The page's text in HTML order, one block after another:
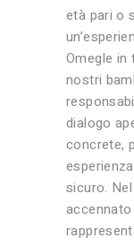
età pari o
Omegle in
nostri
dialogo
concrete,
sicuro.